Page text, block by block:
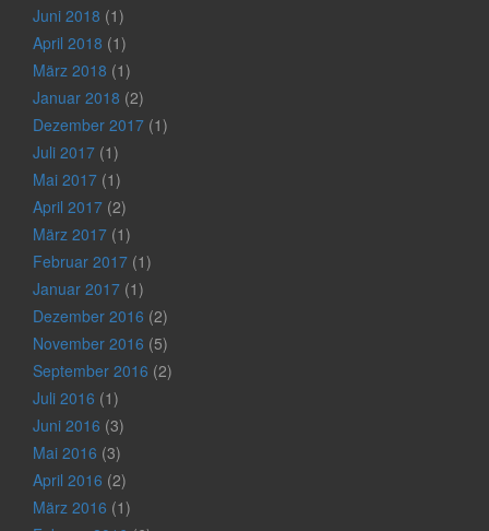
Juni 2018 (1)
April 2018 (1)
März 2018 (1)
Januar 2018 (2)
Dezember 2017 (1)
Juli 2017 (1)
Mai 2017 (1)
April 2017 (2)
März 2017 (1)
Februar 2017 (1)
Januar 2017 (1)
Dezember 2016 (2)
November 2016 (5)
September 2016 (2)
Juli 2016 (1)
Juni 2016 (3)
Mai 2016 (3)
April 2016 (2)
März 2016 (1)